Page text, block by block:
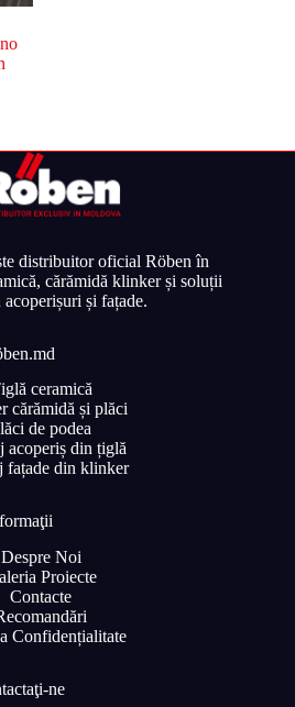
distribuitor oficial Röben în
cărămidă klinker și soluții
și fațade.
ceramică
cărămidă și plăci
de podea
acoperiș din țiglă
fațade din klinker
Despre Noi
Proiecte
Contacte
Confidențialitate
ne